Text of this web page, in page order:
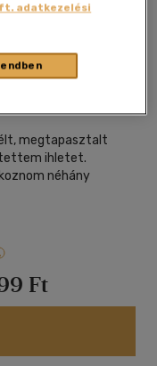
megtapasztalt
ihletet.
néhány
Ft
adatkezelési